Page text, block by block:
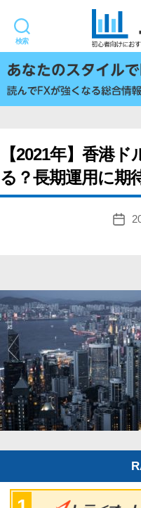
検索
【2021年】香港
る？長期運用に期
投